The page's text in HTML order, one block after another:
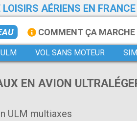
AÉRIENS EN FRANCE
COMMENT ÇA MARCHE
ULM VOL SANS MOTEUR
EN AVION
ULM multiaxes